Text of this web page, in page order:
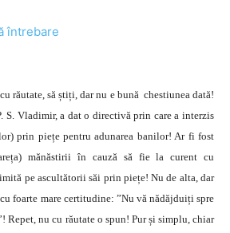
întrebare
răutate, să știți, dar nu e bună chestiunea dată!
S. Vladimir, a dat o directivă prin care a interzis
prin piețe pentru adunarea banilor! Ar fi fost
mănăstirii în cauză să fie la curent cu
pe ascultătorii săi prin piețe! Nu de alta, dar
foarte mare certitudine: ”Nu vă nădăjduiți spre
Repet, nu cu răutate o spun! Pur și simplu, chiar